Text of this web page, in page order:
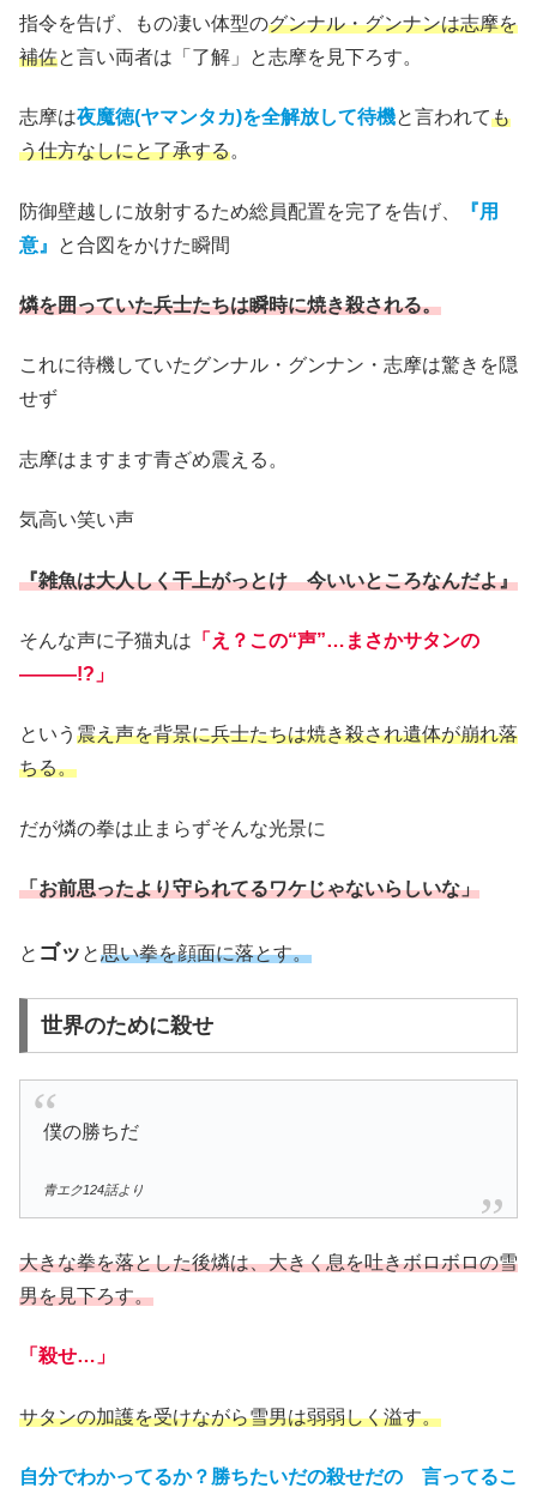
指令を告げ、もの凄い体型のグンナル・グンナンは志摩を
補佐と言い両者は「了解」と志摩を見下ろす。
志摩は夜魔徳(ヤマンタカ)を全解放して待機と言われても
う仕方なしにと了承する。
防御壁越しに放射するため総員配置を完了を告げ、
『用
意』
と合図をかけた瞬間
燐を囲っていた兵士たちは瞬時に焼き殺される。
これに待機していたグンナル・グンナン・志摩は驚きを隠
せず
志摩はますます青ざめ震える。
気高い笑い声
『雑魚は大人しく干上がっとけ 今いいところなんだよ』
そんな声に子猫丸は 「え？この“声”…まさかサタンの
―――!?」
という 震え声を背景に兵士たちは焼き殺され遺体が崩れ落
ちる。
だが燐の拳は止まらずそんな光景に
「お前思ったより守られてるワケじゃないらしいな」
と ゴッ と思い拳を顔面に落とす。
世界のために殺せ
僕の勝ちだ
青エク124話より
大きな拳を落とした後燐は、大きく息を吐きボロボロの雪
男を見下ろす。
「殺せ…」
サタンの加護を受けながら雪男は弱弱しく溢す。
自分でわかってるか？勝ちたいだの殺せだの 言ってるこ